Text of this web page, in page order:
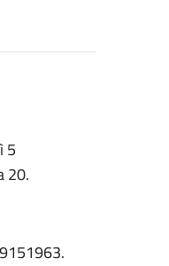
5
20.